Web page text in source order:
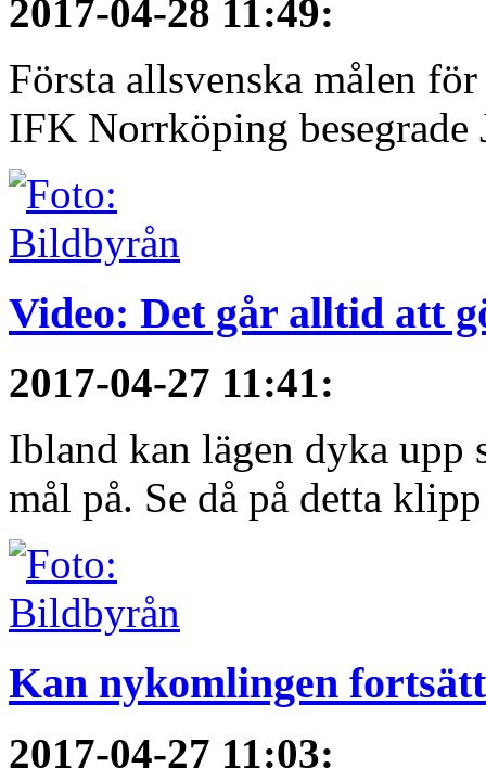
2017-04-28 11:49:
Första allsvenska målen
IFK Norrköping besegrade
Video: Det går alltid att
2017-04-27 11:41:
Ibland kan lägen dyka upp
mål på. Se då på detta
Kan nykomlingen
2017-04-27 11:03: